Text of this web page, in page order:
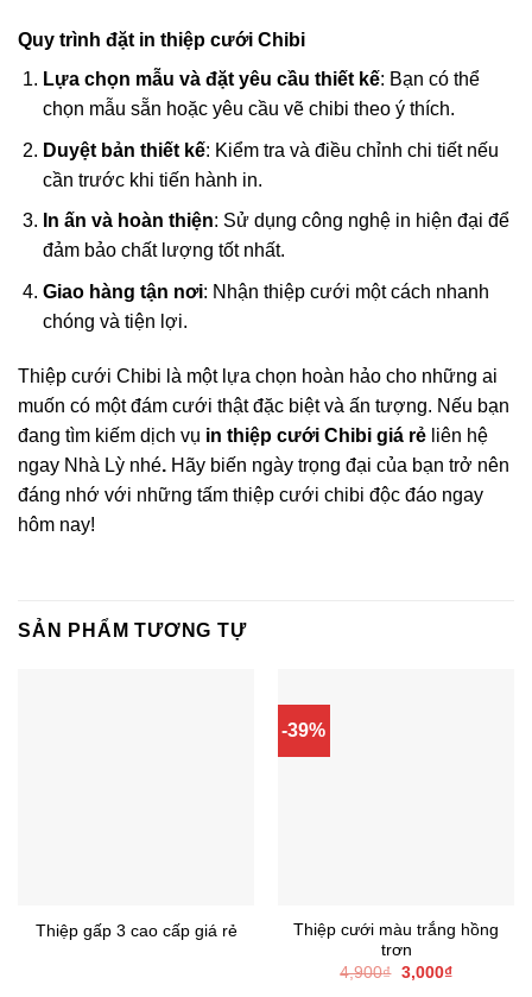
Quy trình đặt in thiệp cưới Chibi
Lựa chọn mẫu và đặt yêu cầu thiết kế: Bạn có thể
chọn mẫu sẵn hoặc yêu cầu vẽ chibi theo ý thích.
Duyệt bản thiết kế: Kiểm tra và điều chỉnh chi tiết nếu
cần trước khi tiến hành in.
In ấn và hoàn thiện: Sử dụng công nghệ in hiện đại để
đảm bảo chất lượng tốt nhất.
Giao hàng tận nơi: Nhận thiệp cưới một cách nhanh
chóng và tiện lợi.
Thiệp cưới Chibi là một lựa chọn hoàn hảo cho những ai
muốn có một đám cưới thật đặc biệt và ấn tượng. Nếu bạn
đang tìm kiếm dịch vụ in thiệp cưới Chibi giá rẻ liên hệ
ngay Nhà Lỳ nhé. Hãy biến ngày trọng đại của bạn trở nên
đáng nhớ với những tấm thiệp cưới chibi độc đáo ngay
hôm nay!
SẢN PHẨM TƯƠNG TỰ
Thiệp gấp 3 cao cấp giá rẻ
-39%
Thiệp cưới màu trắng hồng
trơn
4,900₫ Giá
gốc
3,000₫Giá